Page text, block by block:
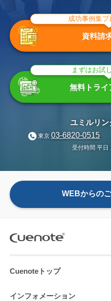
成功事例集プ
資料請
まずはお試
無料トライ
ユミルリ
東京 03-6820-0515
受付時間 平日
WEBからの
Cuenoteトップ
インフォメーション